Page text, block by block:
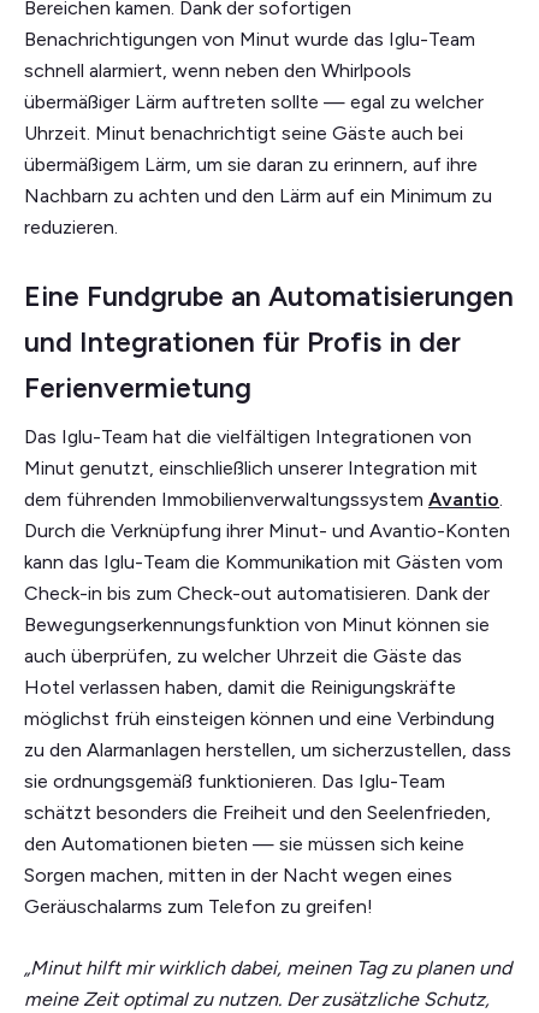
Bereichen kamen. Dank der sofortigen
Benachrichtigungen von Minut wurde das Iglu-Team
schnell alarmiert, wenn neben den Whirlpools
übermäßiger Lärm auftreten sollte — egal zu welcher
Uhrzeit. Minut benachrichtigt seine Gäste auch bei
übermäßigem Lärm, um sie daran zu erinnern, auf ihre
Nachbarn zu achten und den Lärm auf ein Minimum zu
reduzieren.
Eine Fundgrube an Automatisierungen
und Integrationen für Profis in der
Ferienvermietung
Das Iglu-Team hat die vielfältigen Integrationen von
Minut genutzt, einschließlich unserer Integration mit
dem führenden Immobilienverwaltungssystem Avantio.
Durch die Verknüpfung ihrer Minut- und Avantio-Konten
kann das Iglu-Team die Kommunikation mit Gästen vom
Check-in bis zum Check-out automatisieren. Dank der
Bewegungserkennungsfunktion von Minut können sie
auch überprüfen, zu welcher Uhrzeit die Gäste das
Hotel verlassen haben, damit die Reinigungskräfte
möglichst früh einsteigen können und eine Verbindung
zu den Alarmanlagen herstellen, um sicherzustellen, dass
sie ordnungsgemäß funktionieren. Das Iglu-Team
schätzt besonders die Freiheit und den Seelenfrieden,
den Automationen bieten — sie müssen sich keine
Sorgen machen, mitten in der Nacht wegen eines
Geräuschalarms zum Telefon zu greifen!
„Minut hilft mir wirklich dabei, meinen Tag zu planen und
meine Zeit optimal zu nutzen. Der zusätzliche Schutz,